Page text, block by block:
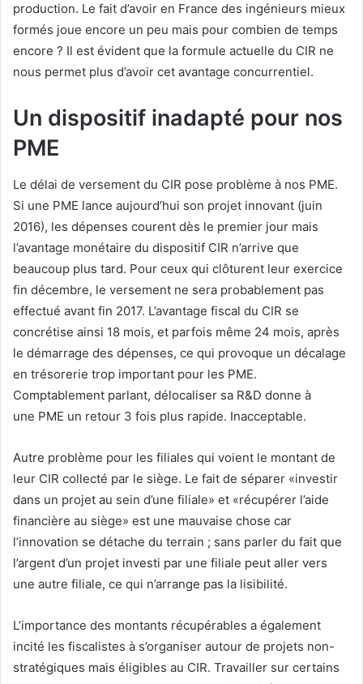
production. Le fait d’avoir en France des ingénieurs mieux
formés joue encore un peu mais pour combien de temps
encore ? Il est évident que la formule actuelle du CIR ne
nous permet plus d’avoir cet avantage concurrentiel.
Un dispositif inadapté pour nos
PME
Le délai de versement du CIR pose problème à nos PME.
Si une PME lance aujourd’hui son projet innovant (juin
2016), les dépenses courent dès le premier jour mais
l’avantage monétaire du dispositif CIR n’arrive que
beaucoup plus tard. Pour ceux qui clôturent leur exercice
fin décembre, le versement ne sera probablement pas
effectué avant fin 2017. L’avantage fiscal du CIR se
concrétise ainsi 18 mois, et parfois même 24 mois, après
le démarrage des dépenses, ce qui provoque un décalage
en trésorerie trop important pour les PME.
Comptablement parlant, délocaliser sa R&D donne à
une PME un retour 3 fois plus rapide. Inacceptable.
Autre problème pour les filiales qui voient le montant de
leur CIR collecté par le siège. Le fait de séparer «investir
dans un projet au sein d’une filiale» et «récupérer l’aide
financière au siège» est une mauvaise chose car
l’innovation se détache du terrain ; sans parler du fait que
l’argent d’un projet investi par une filiale peut aller vers
une autre filiale, ce qui n’arrange pas la lisibilité.
L’importance des montants récupérables a également
incité les fiscalistes à s’organiser autour de projets non-
stratégiques mais éligibles au CIR. Travailler sur certains